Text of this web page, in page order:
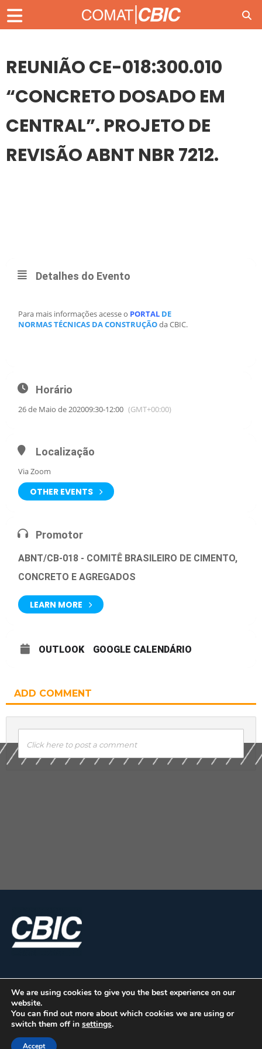
REUNIÃO CE-018:300.010
“CONCRETO DOSADO EM
CENTRAL”. PROJETO DE
REVISÃO ABNT NBR 7212.
Detalhes do Evento
Para mais informações acesse o PORTAL DE
NORMAS TÉCNICAS DA CONSTRUÇÃOda CBIC.
Horário
26 de Maio de 202009:30-12:00 (GMT+00:00)
Localização
Via Zoom
OTHER EVENTS
Promotor
ABNT/CB-018 - COMITÊ BRASILEIRO DE CIMENTO,
CONCRETO E AGREGADOS
LEARN MORE
OUTLOOK GOOGLE CALENDÁRIO
ADD COMMENT
Click here to post a comment
CBIC | SBN Quadra 01 – Bloco I – 4º Andar Edifício:
We are using cookies to give you the best experience on our
website.
You can find out more about which cookies we are using or
switch them off in settings.
Accept